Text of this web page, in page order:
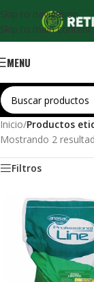
Skip to navigation
Skip to main content
MENU
Inicio/Productos
Mostrando 2
Filtros